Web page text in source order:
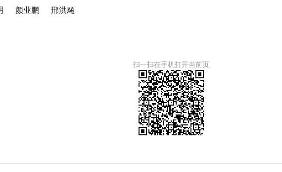
颜业鹏 邢洪飚
扫一扫在手机打开当前页